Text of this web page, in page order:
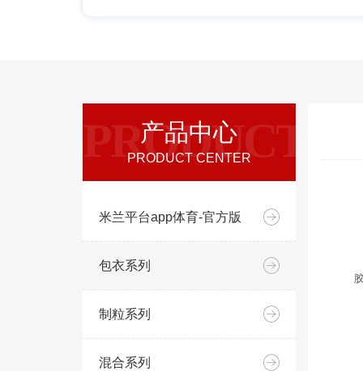
产品中心
PRODUCT CENTER
PRODUCT
米兰平台app体育-官方版
包衣系列
制粒系列
混合系列